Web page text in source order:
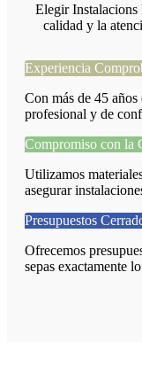
Elegir Instalacions
calidad y la
Experiencia
Con más de 45
profesional y de
Compromiso con la
Utilizamos
asegurar
Presupuestos
Ofrecemos
sepas exactamente